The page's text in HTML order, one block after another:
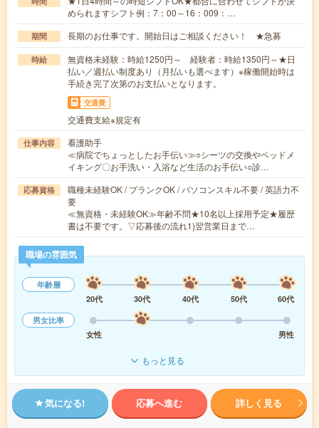
められますシフト例：7：00～16：009：…
期間 長期のお仕事です。開始日はご相談ください！ ★急募
時給
無資格未経験：時給1250円～ 経験者：時給1350円～★日
払い／週払い制度あり（月払いも選べます）※稼働開始時は
手続き完了次第のお支払いとなります。
交通費
交通費支給※規定有
仕事内容
看護助手
≪病院でちょっとしたお手伝い≫○シーツの交換やベッドメ
イキング〇お手洗い・入浴など生活のお手伝い○診…
応募資格
職種未経験OK / ブランクOK / パソコンスキル不要 / 英語力不
要
≪無資格・未経験OK≫年齢不問★10名以上採用予定★履歴
書は不要です。▽応募後の流れ1)翌営業日まで…
職場の雰囲気
年齢層
20代
30代 40代 50代
60代
男女比率
女性
男性
もっと見る
気になる! 応募へ進む 詳しく見る